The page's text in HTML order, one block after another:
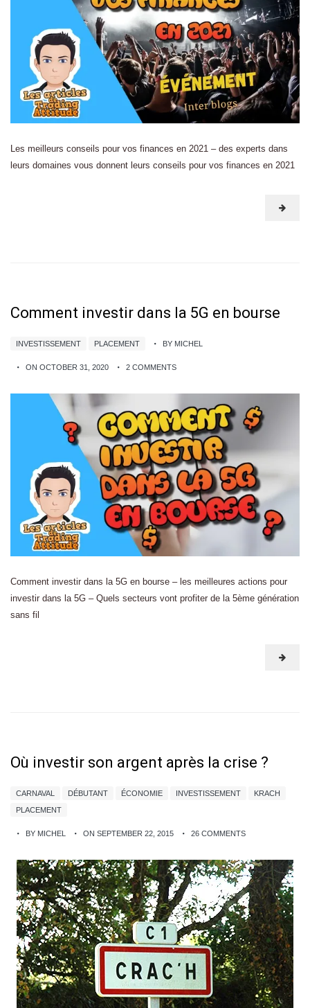
Les meilleurs conseils pour vos finances en 2021 – des experts dans
leurs domaines vous donnent leurs conseils pour vos finances en 2021
Comment investir dans la 5G en bourse
INVESTISSEMENT PLACEMENT BY MICHEL
ON OCTOBER 31, 2020 2 COMMENTS
Comment investir dans la 5G en bourse – les meilleures actions pour
investir dans la 5G – Quels secteurs vont profiter de la 5ème génération
sans fil
Où investir son argent après la crise ?
CARNAVAL DÉBUTANT ÉCONOMIE INVESTISSEMENT
KRACH
PLACEMENT
BY MICHEL ON SEPTEMBER 22, 2015 26 COMMENTS